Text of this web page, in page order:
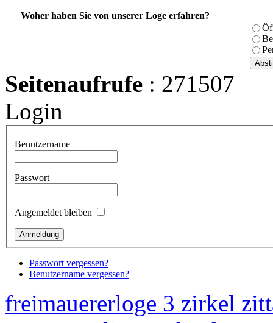
Woher haben Sie von unserer Loge erfahren?
Seitenaufrufe : 271507
Login
Benutzername
Passwort
Angemeldet bleiben
Passwort vergessen?
Benutzername vergessen?
freimauererloge 3 zirkel